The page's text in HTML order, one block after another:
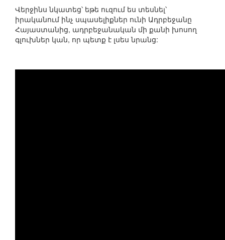
Վերջինս նկատեց՝ եթե ուզում ես տեսնել՝
իրականում ինչ սպասելիքներ ունի Ադրբեջանը
Հայաստանից, ադրբեջանական մի քանի խոսող
գլուխներ կան, որ պետք է լսես նրանց: